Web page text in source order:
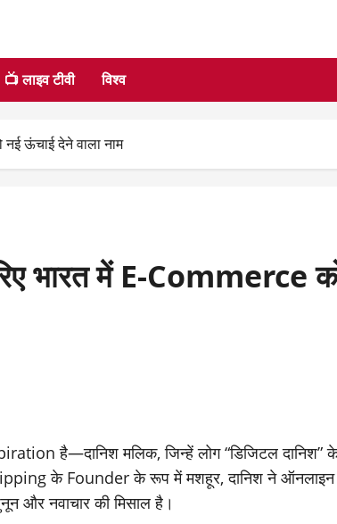
📺 लाइव टीवी विश्व
ऊंचाई देने वाला नाम
में E-Commerce को
है—दानिश मलिक, जिन्हें लोग “डिजिटल
के Founder के रूप में मशहूर, दानिश ने ऑनलाइन
और नवाचार की मिसाल है।